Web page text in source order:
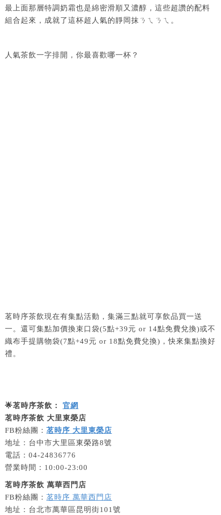
最上面那層特調奶霜也是綿密滑順又濃醇，這些超讚的配料
組合起來，成就了這杯超人氣的靜岡抹ㄋㄟㄋㄟ。
人氣茶飲一字排開，你最喜歡哪一杯？
茗時序茶飲現在有集點活動，集滿三點就可享飲品買一送
一。還可集點加價換束口袋(5點+39元 or 14點免費兌換)或不
織布手提購物袋(7點+49元 or 18點免費兌換)，快來集點換好
禮。
🌟茗時序茶飲： 官網
茗時序茶飲 大里東榮店
FB粉絲團： 茗時序 大里東榮店
地址：台中市大里區東榮路8號
電話：04-24836776
營業時間：10:00-23:00
茗時序茶飲 萬華西門店
FB粉絲團： 茗時序 萬華西門店
地址：台北市萬華區昆明街101號